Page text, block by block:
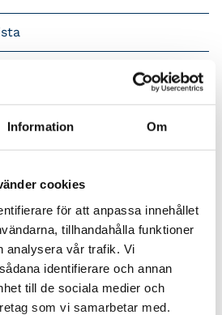
Information Om
cookies
för att anpassa innehållet
tillhandahålla funktioner
analysera vår trafik. Vi
identifierare och annan
till de sociala medier och
som vi samarbetar med.
– Snacka lön
vägledningar
kalender